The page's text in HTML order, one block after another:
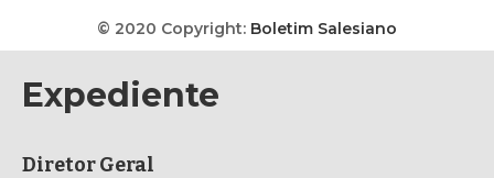
© 2020 Copyright: Boletim Salesiano
Expediente
Diretor Geral